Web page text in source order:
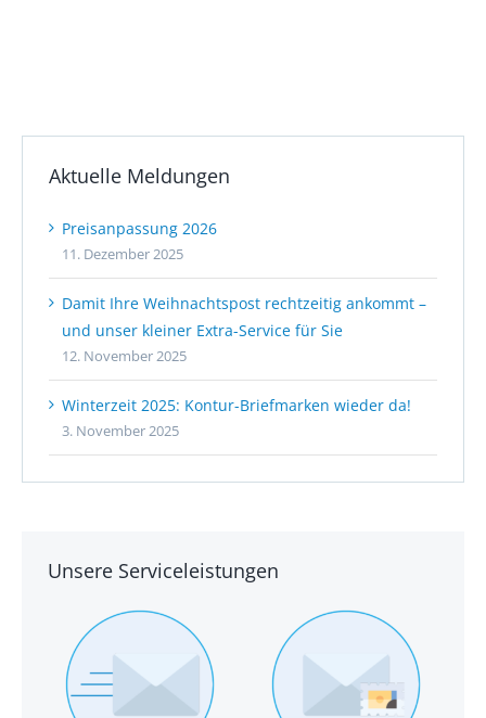
Aktuelle Meldungen
Preisanpassung 2026
11. Dezember 2025
Damit Ihre Weihnachtspost rechtzeitig ankommt –
und unser kleiner Extra-Service für Sie
12. November 2025
Winterzeit 2025: Kontur-Briefmarken wieder da!
3. November 2025
Unsere Serviceleistungen